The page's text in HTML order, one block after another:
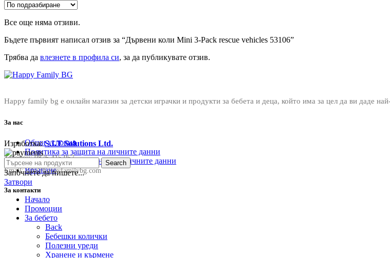
Все още няма отзиви.
Бъдете първият написал отзив за “Дървени коли Mini 3-Pack rescue vehicles 53106”
Трябва да влезнете в профила си, за да публикувате отзив.
Happy family bg е онлайн магазин за детски играчки и продукти за бебета и деца, който има за цел да ви даде
За нас
Общи условия
Политика за защита на личните данни
Политика за съхранение на личните данни
Връщане
За контакти
Телефон:0876 415 057
Email:sale@happyfamilybg.com
Изработка:S.I.T Solutions Ltd.
Search
Започнете да пишете...
Затвори
Начало
Промоции
За бебето
Back
Бебешки колички
Полезни уреди
Хранене и кърмене